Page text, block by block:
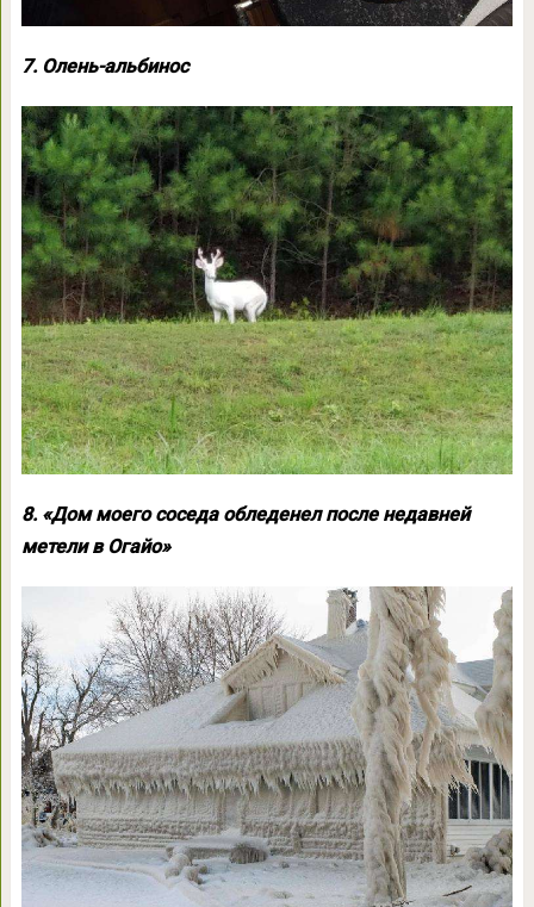
7. Олень-альбинос
8. «Дом моего соседа обледенел после недавней
метели в Огайо»